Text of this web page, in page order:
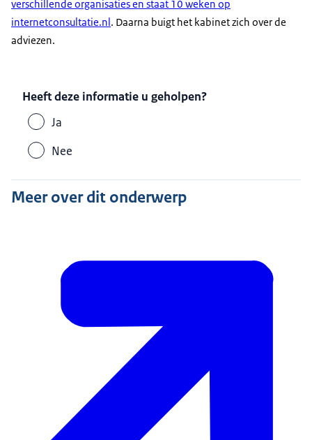
verschillende organisaties en staat 10 weken op
internetconsultatie.nl . Daarna buigt het kabinet zich over de
adviezen.
Heeft deze informatie u geholpen?
Ja
Nee
Meer over dit onderwerp